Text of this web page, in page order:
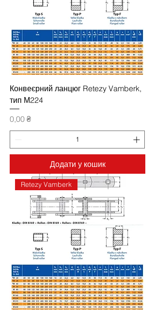
Конвеєрний ланцюг Retezy Vamberk,
тип М224
Ціна
0,00 ₴
Додати у кошик
Retezy Vamberk